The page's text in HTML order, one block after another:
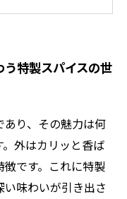
特製スパイスの世
り、その魅力は何
外はカリッと香ば
です。これに特製
味わいが引き出さ